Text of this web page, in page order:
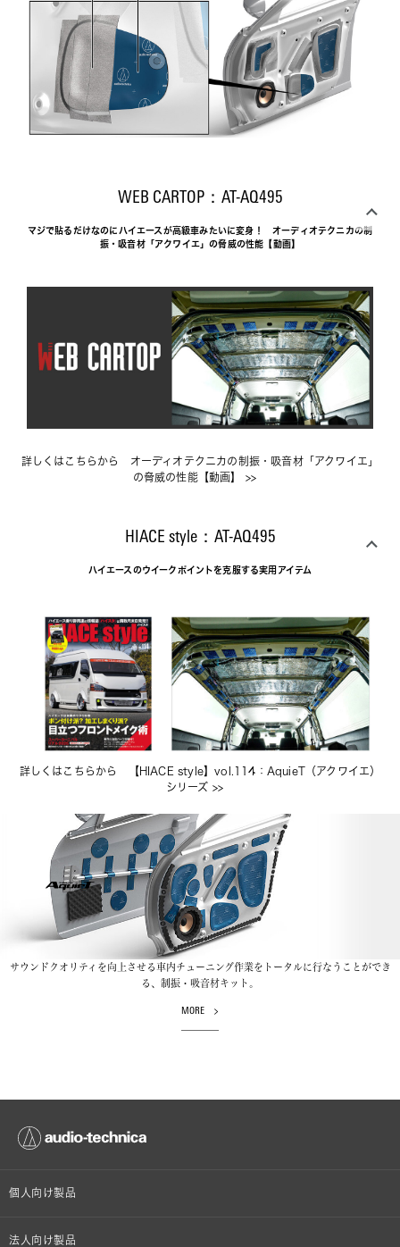
WEB CARTOP：AT-AQ495
マジで貼るだけなのにハイエースが高級車みたいに変身！　オーディオテクニカの制
振・吸音材「アクワイエ」の脅威の性能【動画】
詳しくはこちらから オーディオテクニカの制振・吸音材「アクワイエ」
の脅威の性能【動画】
>>
HIACE style：AT-AQ495
ハイエースのウイークポイントを克服する実用アイテム
詳しくはこちらから
【HIACE style】vol.114：AquieT（アクワイエ）
シリーズ >>
サウンドクオリティを向上させる車内チューニング作業をトータルに行なうことができ
る、制振・吸音材キット。
MORE
個人向け製品
オンラインストア限定
法人向け製品